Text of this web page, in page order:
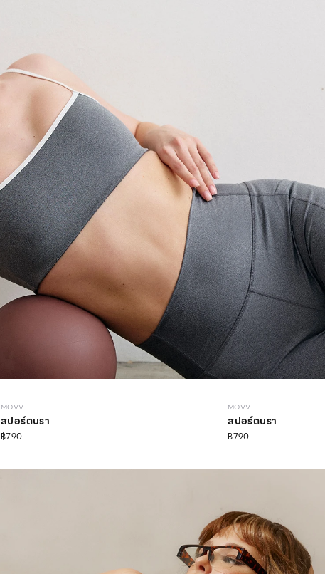
MOVV
สปอร์ตบรา
฿790
MOVV
สปอร์ตบรา
฿790